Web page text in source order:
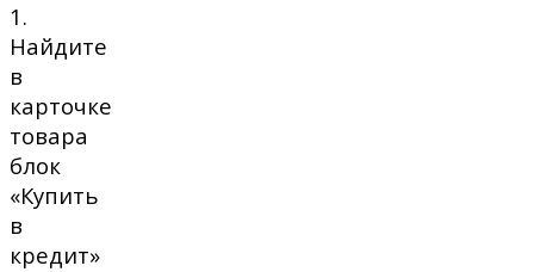
1.
Найдите
в
карточке
товара
блок
«Купить
в
кредит»